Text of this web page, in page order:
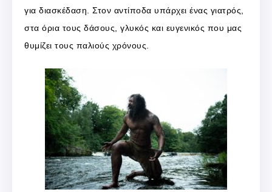
για διασκέδαση. Στον αντίποδα υπάρχει ένας γιατρός,
στα όρια τους δάσους, γλυκός και ευγενικός που μας
θυμίζει τους παλιούς χρόνους.